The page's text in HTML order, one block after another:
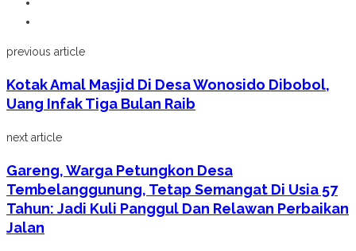
previous article
Kotak Amal Masjid Di Desa Wonosido Dibobol,
Uang Infak Tiga Bulan Raib
next article
Gareng, Warga Petungkon Desa
Tembelanggunung, Tetap Semangat Di Usia 57
Tahun: Jadi Kuli Panggul Dan Relawan Perbaikan
Jalan